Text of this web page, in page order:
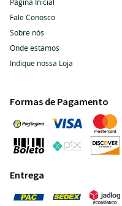
Fale Conosco
Sobre nós
Onde estamos
Indique nossa Loja
Formas de Pagamento
Entrega